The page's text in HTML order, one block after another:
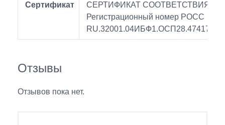
Сертификат
СЕРТИФИКАТ СООТВЕТСТВИЯ
Регистрационный номер РОСС
RU.32001.04ИБФ1.ОСП28.47417
Отзывы
Отзывов пока нет.